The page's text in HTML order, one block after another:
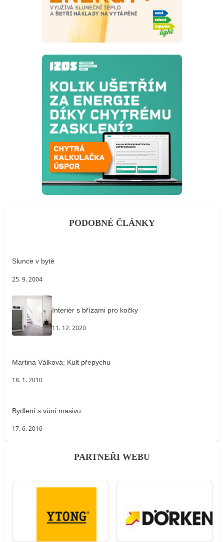
PODOBNÉ ČLÁNKY
Slunce v bytě
25. 9. 2004
Interiér s břízami pro kočky
11. 12. 2020
Martina Válková: Kult přepychu
18. 1. 2010
Bydlení s vůní masivu
17. 6. 2016
PARTNEŘI WEBU